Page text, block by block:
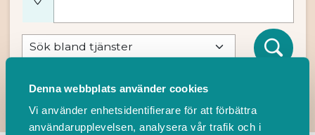
Denna webbplats använder cookies
Vi använder enhetsidentifierare för att förbättra
användarupplevelsen, analysera vår trafik och i
TILLBAKA